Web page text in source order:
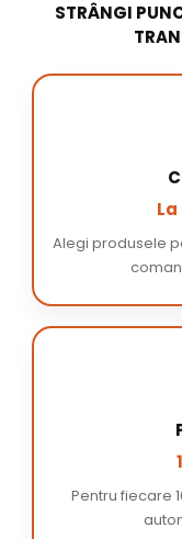
STRÂNGI
Alegi produsele
Pentru fiecare